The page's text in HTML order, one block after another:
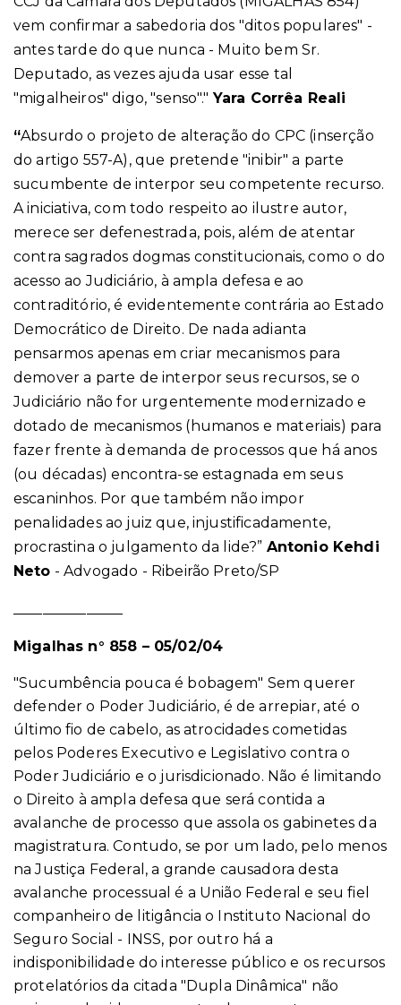
vem confirmar a sabedoria dos "ditos populares" -
antes tarde do que nunca - Muito bem Sr.
Deputado, as vezes ajuda usar esse tal
"migalheiros" digo, "senso"."Yara Corrêa Reali
“Absurdo o projeto de alteração do CPC (inserção
do artigo 557-A), que pretende "inibir" a parte
sucumbente de interpor seu competente recurso.
A iniciativa, com todo respeito ao ilustre autor,
merece ser defenestrada, pois, além de atentar
contra sagrados dogmas constitucionais, como o do
acesso ao Judiciário, à ampla defesa e ao
contraditório, é evidentemente contrária ao Estado
Democrático de Direito. De nada adianta
pensarmos apenas em criar mecanismos para
demover a parte de interpor seus recursos, se o
Judiciário não for urgentemente modernizado e
dotado de mecanismos (humanos e materiais) para
fazer frente à demanda de processos que há anos
(ou décadas) encontra-se estagnada em seus
escaninhos. Por que também não impor
penalidades ao juiz que, injustificadamente,
procrastina o julgamento da lide?” Antonio Kehdi
Neto - Advogado - Ribeirão Preto/SP
Migalhas n° 858 – 05/02/04
"Sucumbência pouca é bobagem" Sem querer
defender o Poder Judiciário, é de arrepiar, até o
último fio de cabelo, as atrocidades cometidas
pelos Poderes Executivo e Legislativo contra o
Poder Judiciário e o jurisdicionado. Não é limitando
o Direito à ampla defesa que será contida a
avalanche de processo que assola os gabinetes da
magistratura. Contudo, se por um lado, pelo menos
na Justiça Federal, a grande causadora desta
avalanche processual é a União Federal e seu fiel
companheiro de litigância o Instituto Nacional do
Seguro Social - INSS, por outro há a
indisponibilidade do interesse público e os recursos
protelatórios da citada "Dupla Dinâmica" não